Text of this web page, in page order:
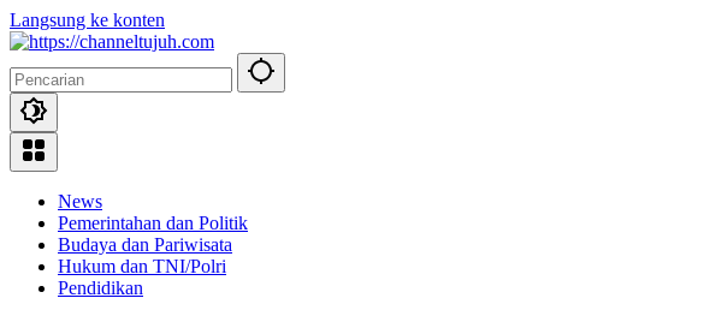
Langsung ke konten
News
Pemerintahan dan Politik
Budaya dan Pariwisata
Hukum dan TNI/Polri
Pendidikan